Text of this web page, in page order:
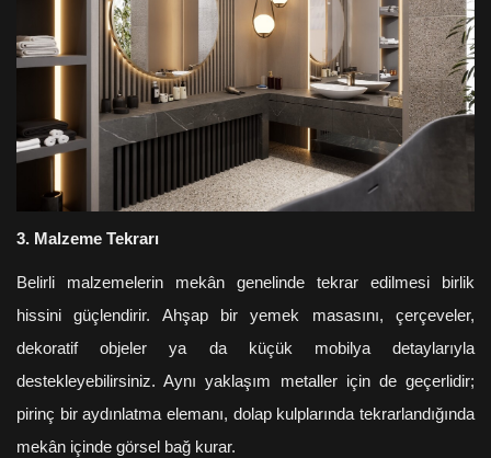
3. Malzeme Tekrarı
Belirli malzemelerin mekân genelinde tekrar edilmesi birlik
hissini güçlendirir. Ahşap bir yemek masasını, çerçeveler,
dekoratif objeler ya da küçük mobilya detaylarıyla
destekleyebilirsiniz. Aynı yaklaşım metaller için de geçerlidir;
pirinç bir aydınlatma elemanı, dolap kulplarında tekrarlandığında
mekân içinde görsel bağ kurar.